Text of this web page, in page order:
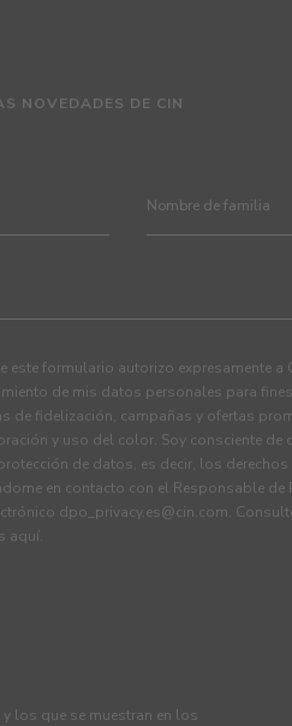
NOVEDADES DE CIN
este formulario autorizo expresamente a
de mis datos personales para
de fidelización, campañas y ofertas
y uso del color. Soy consciente de
de datos, es decir, los
en contacto con el Responsable de
dpo_privacy.es@cin.com.
aquí.
los que se muestran en los